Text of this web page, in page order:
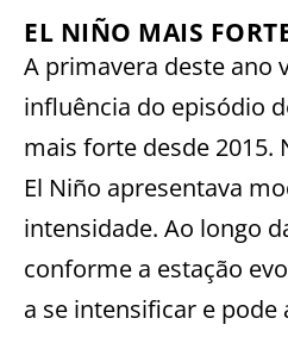
EL NIÑO MAIS
A primavera deste ano
influência do episódio
mais forte desde 2015.
El Niño apresentava
intensidade. Ao longo
conforme a estação
a se intensificar e